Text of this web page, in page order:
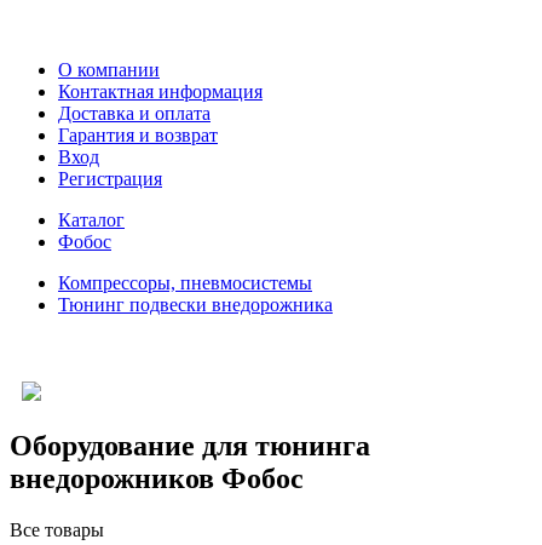
О компании
Контактная информация
Доставка и оплата
Гарантия и возврат
Вход
Регистрация
Каталог
Фобос
Компрессоры, пневмосистемы
Тюнинг подвески внедорожника
Оборудование для тюнинга
внедорожников Фобос
Все товары